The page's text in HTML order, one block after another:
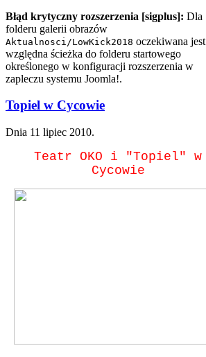
Błąd krytyczny rozszerzenia [sigplus]: Dla
folderu galerii obrazów
Aktualnosci/LowKick2018 oczekiwana jest
względna ścieżka do folderu startowego
określonego w konfiguracji rozszerzenia w
zapleczu systemu Joomla!.
Topiel w Cycowie
Dnia 11 lipiec 2010.
Teatr OKO i "Topiel" w
Cycowie